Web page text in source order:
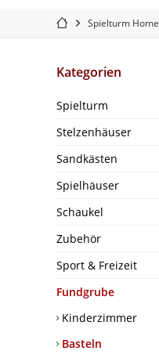
Spielturm Home
Kategorien
Spielturm
Stelzenhäuser
Sandkästen
Spielhäuser
Schaukel
Zubehör
Sport & Freizeit
Fundgrube
Kinderzimmer
Basteln